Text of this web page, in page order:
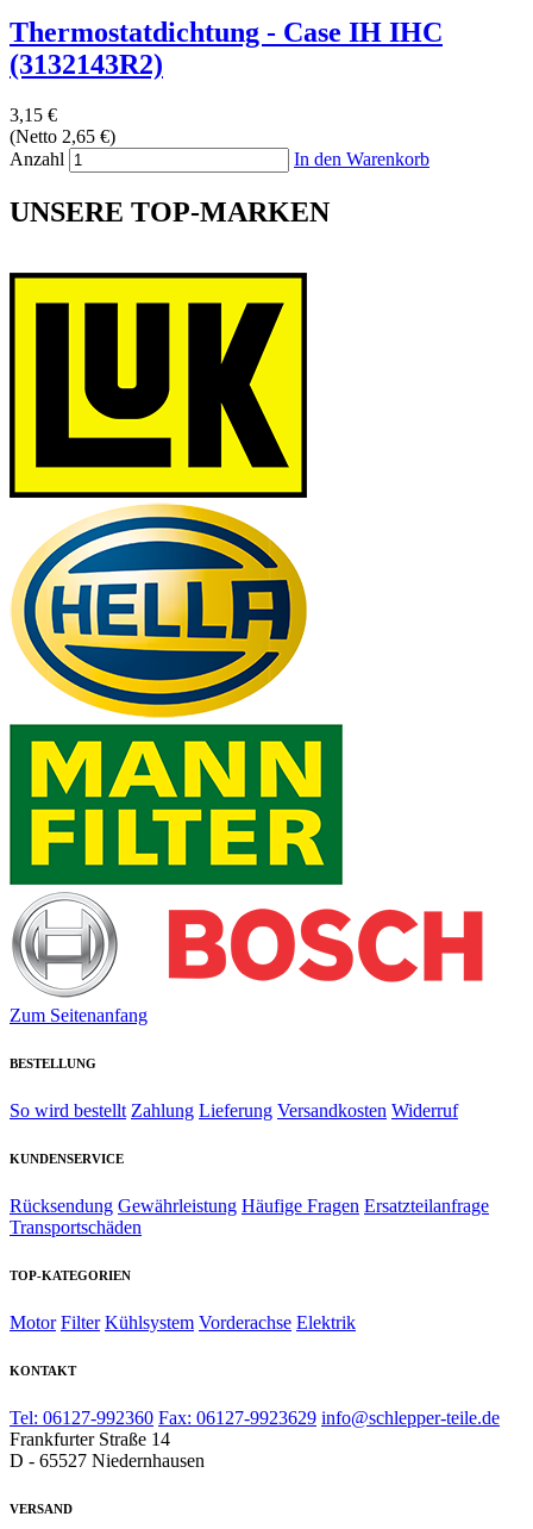
Thermostatdichtung - Case IH IHC
(3132143R2)
3,15 €
(Netto 2,65 €)
Anzahl
In den Warenkorb
UNSERE TOP-MARKEN
Zum Seitenanfang
BESTELLUNG
So wird bestellt Zahlung Lieferung Versandkosten Widerruf
KUNDENSERVICE
Rücksendung Gewährleistung Häufige Fragen Ersatzteilanfrage
Transportschäden
TOP-KATEGORIEN
Motor Filter Kühlsystem Vorderachse Elektrik
KONTAKT
Tel: 06127-992360 Fax: 06127-9923629 info@schlepper-teile.de
Frankfurter Straße 14
D - 65527 Niedernhausen
VERSAND